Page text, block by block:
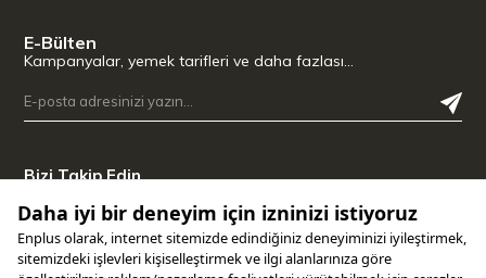
E-Bülten
Kampanyalar, yemek tarifleri ve daha fazlası…
Bizi Takip Edin